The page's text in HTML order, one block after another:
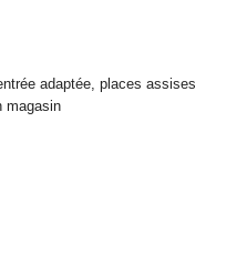
adaptée, places assises
magasin